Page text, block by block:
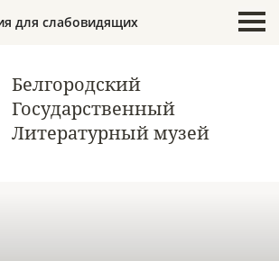
для слабовидящих
Белгородский
Государственный
Литературный музей